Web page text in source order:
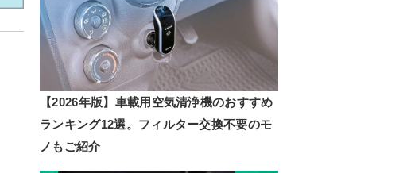
【2026年版】車載用空気清浄機のおすすめ
ランキング12選。フィルター交換不要のモ
ノもご紹介